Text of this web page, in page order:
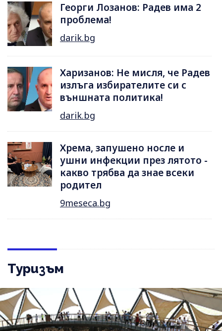
Георги Лозанов: Радев има 2
проблема!
darik.bg
Харизанов: Не мисля, че Радев
излъга избирателите си с
външната политика!
darik.bg
Хрема, запушено носле и
ушни инфекции през лятотo -
какво трябва да знае всеки
родител
9meseca.bg
Туризъм